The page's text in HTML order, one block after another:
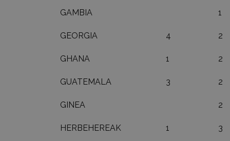
GAMBIA 1
GEORGIA 4 2
GHANA 1 2
GUATEMALA 3 2
GINEA 2
HERBEHEREAK 1 3